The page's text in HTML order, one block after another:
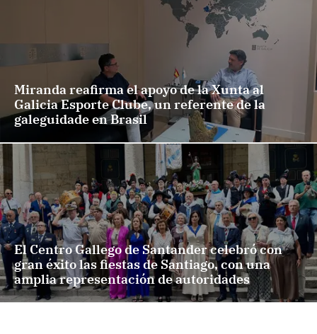
Miranda reafirma el apoyo de la Xunta al
Galicia Esporte Clube, un referente de la
galeguidade en Brasil
El Centro Gallego de Santander celebró con
gran éxito las fiestas de Santiago, con una
amplia representación de autoridades